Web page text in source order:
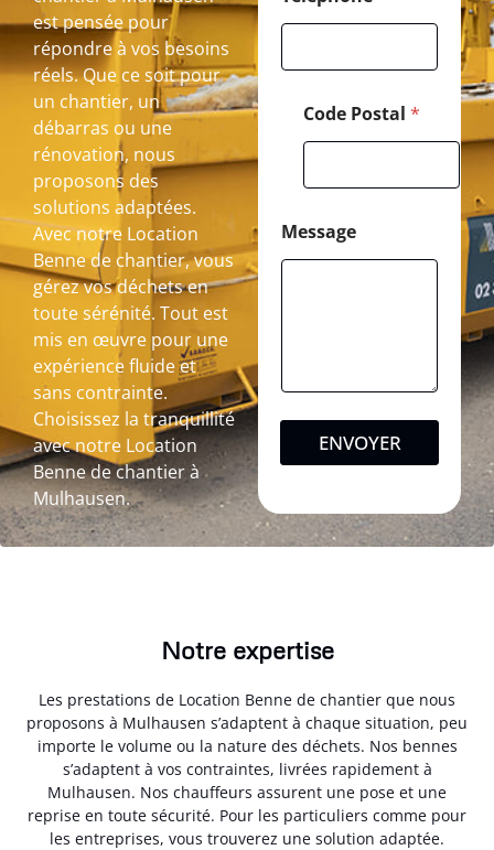
est pensée pour
répondre à vos besoins
réels. Que ce soit pour
un chantier, un
débarras ou une
rénovation, nous
proposons des
solutions adaptées.
Avec notre Location
Benne de chantier, vous
gérez vos déchets en
toute sérénité. Tout est
mis en œuvre pour une
expérience fluide et
sans contrainte.
Choisissez la tranquillité
avec notre Location
Benne de chantier à
Mulhausen.
Code Postal *
Message
ENVOYER
Notre expertise
Les prestations de Location Benne de chantier que nous
proposons à Mulhausen s’adaptent à chaque situation, peu
importe le volume ou la nature des déchets. Nos bennes
s’adaptent à vos contraintes, livrées rapidement à
Mulhausen. Nos chauffeurs assurent une pose et une
reprise en toute sécurité. Pour les particuliers comme pour
les entreprises, vous trouverez une solution adaptée.